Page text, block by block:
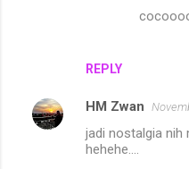
REPLY
HM Zwan
jadi nostalgia nih
hehehe....